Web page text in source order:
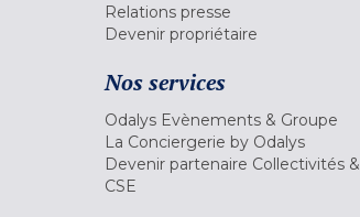
Relations presse
Devenir propriétaire
Nos services
Odalys Evènements & Groupe
La Conciergerie by Odalys
Devenir partenaire Collectivités &
CSE